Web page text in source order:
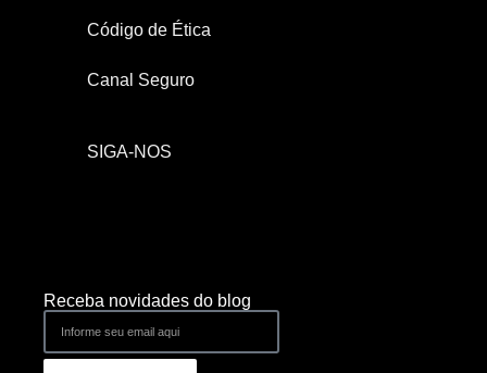
Código de Ética
Canal Seguro
SIGA-NOS
Receba novidades do blog